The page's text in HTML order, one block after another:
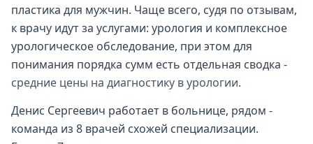
пластика для мужчин. Чаще всего, судя по отзывам,
к врачу идут за услугами: урология и комплексное
урологическое обследование, при этом для
понимания порядка сумм есть отдельная сводка -
средние цены на диагностику в урологии.
Денис Сергеевич работает в больнице, рядом -
команда из 8 врачей схожей специализации.